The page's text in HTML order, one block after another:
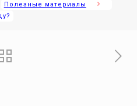
Полезные материалы